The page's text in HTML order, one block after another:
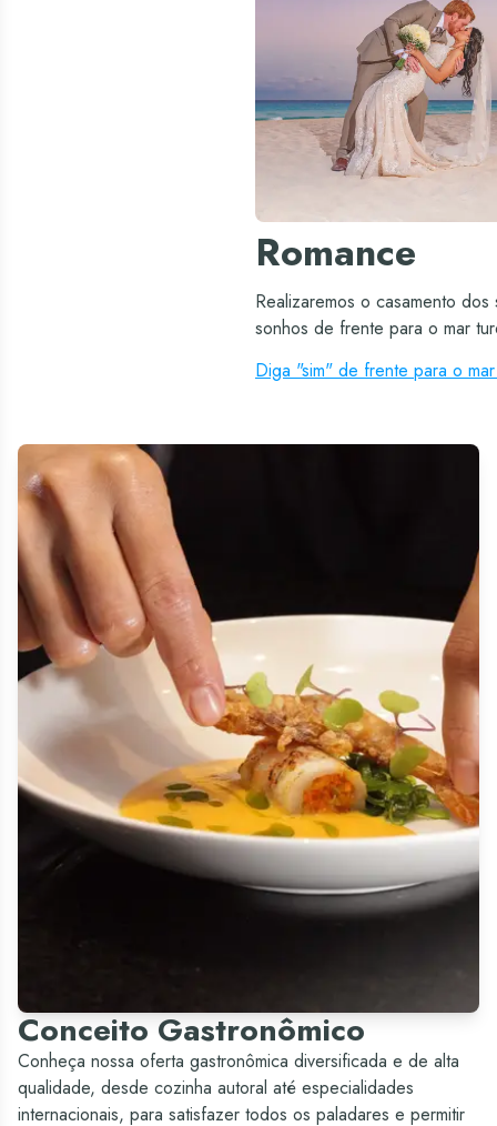
Romance
Realizaremos o casamento dos
sonhos de frente para o mar
Diga "sim" de frente para o
Conceito Gastronômico
Conheça nossa oferta gastronômica diversificada e de alta
qualidade, desde cozinha autoral até especialidades
internacionais, para satisfazer todos os paladares e permitir